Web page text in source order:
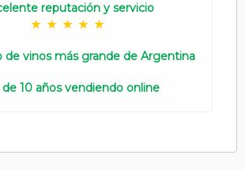
reputación y servicio
de vinos más grande de Argentina
de 10 años vendiendo online